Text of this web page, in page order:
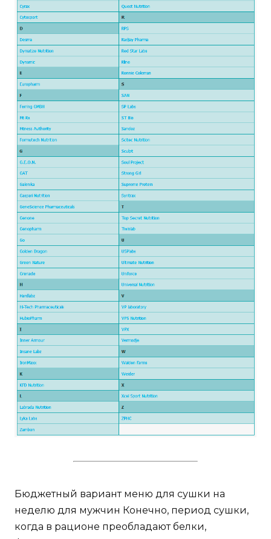
Бюджетный вариант меню для сушки на
неделю для мужчин Конечно, период сушки,
когда в рационе преобладают белки,